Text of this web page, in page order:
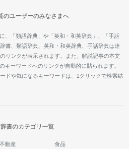
のユーザーのみなさまへ
、「類語辞典」や「英和・和英辞典」、「手話
書、類語辞典、英和・和英辞典、手話辞典は連
リンクが表示されます。また、解説記事の本文
キーワードへのリンクが自動的に貼られます。
ドや気になるキーワードは、1クリックで検索結
書のカテゴリ一覧
動産 食品